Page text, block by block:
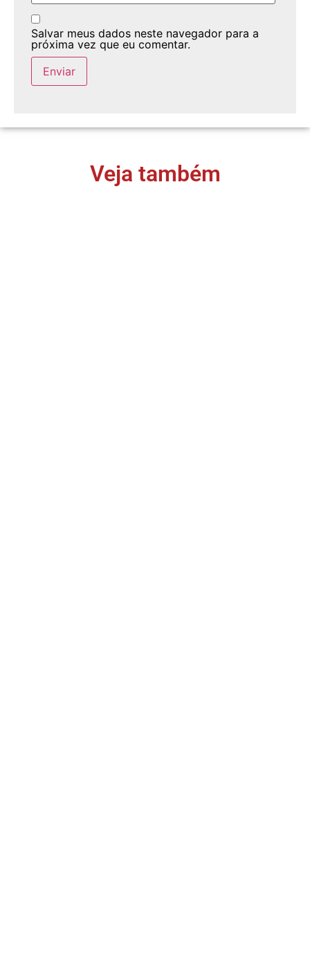
Salvar meus dados neste navegador para a
próxima vez que eu comentar.
Veja também